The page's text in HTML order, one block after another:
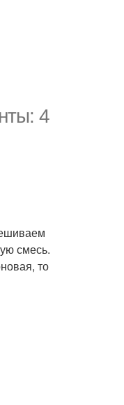
4
смесь.
то